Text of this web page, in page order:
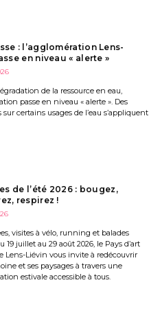
: l’agglomération Lens-
en niveau « alerte »
de la ressource en eau,
passe en niveau « alerte ». Des
certains usages de l’eau s’appliquent
de l’été 2026 : bougez,
respirez !
visites à vélo, running et balades
19 juillet au 29 août 2026, le Pays d’art
Lens-Liévin vous invite à redécouvrir
et ses paysages à travers une
estivale accessible à tous.